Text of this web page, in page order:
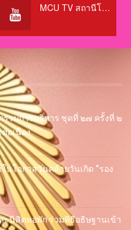
MCU TV สถานีโทรทัศน์เพื่อการศึกษา @OfficialTBCChannel
รมการบริหาร ชุดที่ ๒๗ ครั้งที่ ๒
อเนื่อง
นโอกาสวันคล้ายวันเกิด “รอง
นิสิตหอพัก ร่วมพิธีอธิษฐานเข้า